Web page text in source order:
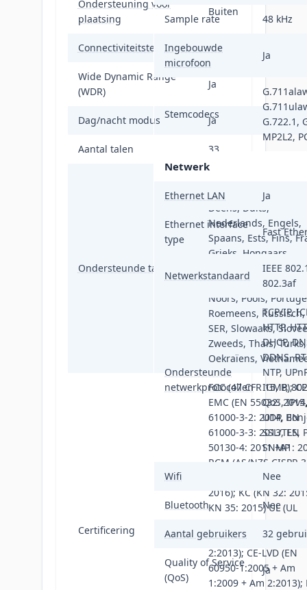
Ondersteuning voor
plaatsing
Buiten
Connectiviteitstechnologie Bedraad
Wide Dynamic Range
(WDR)
Ja
Dag/nacht modus Ja
Aantal talen 33
Ondersteunde talen
Chinees, Tsjechisch,
Deens, Duits,
Nederlands, Engels,
Spaans, Ests, Fins,
Grieks, Hongaars,
Italiaans, Japans,
Koreaans, LAT,
Noors, Pools,
Roemeens, Russisch,
SER, Slowaaks,
Zweeds, Thais, Turks,
Oekraïens,
Certificering
FCC (47 CFR 15, B);
EMC (EN 55032:
61000-3-2: 2014, EN
61000-3-3: 2013, EN
50130-4: 2011 +A1:
RCM (AS/NZS CISPR
2015); IC (ICES-003: 6,
2016); KC (KN 32:
KN 35: 2015) UL (UL
1:2005 + Am 1:2009
2:2013); CE-LVD (EN
60950-1:2005 + Am
1:2009 + Am 2:2013);
Sample rate 48 kHz
Ingebouwde
microfoon
Ja
Stemcodecs
G.722.1,
MP2L2,
Netwerk
Ethernet LAN Ja
Ethernet interface
type
Fast
Netwerkstandaard
IEEE
802.3af
Ondersteunde
netwerkprotocollen
TCP/IP,
HTTP,
DHCP,
DDNS,
NTP,
IGMP,
QoS,
UDP,
SSL/TLS,
SNMP
Wifi Nee
Bluetooth Nee
Aantal gebruikers 32
Quality of Service
(QoS)
Ja